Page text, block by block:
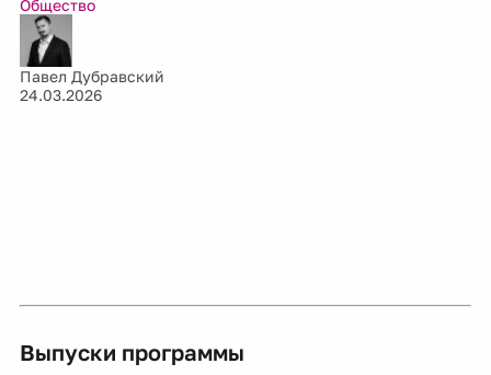
Общество
Павел Дубравский
24.03.2026
Выпуски программы